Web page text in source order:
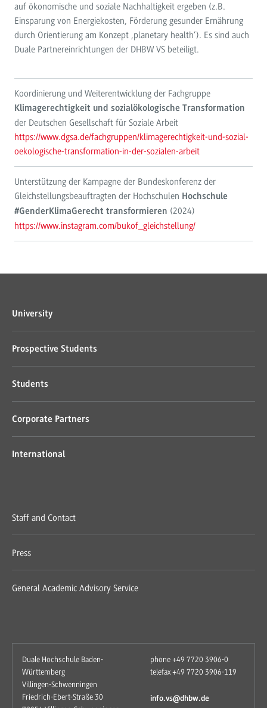
auf ökonomische und soziale Nachhaltigkeit ergeben (z.B.
Einsparung von Energiekosten, Förderung gesunder Ernährung
durch Orientierung am Konzept ‚planetary health‘). Es sind auch
Duale Partnereinrichtungen der DHBW VS beteiligt.
Koordinierung und Weiterentwicklung der Fachgruppe
Klimagerechtigkeit und sozialökologische Transformation
der Deutschen Gesellschaft für Soziale Arbeit
https://www.dgsa.de/fachgruppen/klimagerechtigkeit-und-sozial-
oekologische-transformation-in-der-sozialen-arbeit
Unterstützung der Kampagne der Bundeskonferenz der
Gleichstellungsbeauftragten der Hochschulen Hochschule
#GenderKlimaGerecht transformieren (2024)
https://www.instagram.com/bukof_gleichstellung/
University
Prospective Students
Students
Corporate Partners
International
Staff and Contact
Press
General Academic Advisory Service
Duale Hochschule Baden-
Württemberg
Villingen-Schwenningen
Friedrich-Ebert-Straße 30
phone +49 7720 3906-0
telefax +49 7720 3906-119
info.vs@dhbw.de